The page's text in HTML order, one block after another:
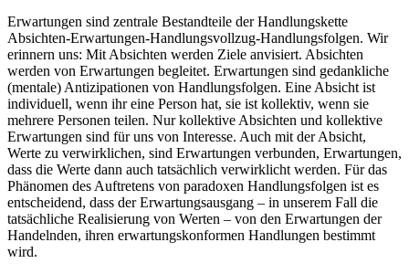
Erwartungen sind zentrale Bestandteile der Handlungskette
Absichten-Erwartungen-Handlungsvollzug-Handlungsfolgen. Wir
erinnern uns: Mit Absichten werden Ziele anvisiert. Absichten
werden von Erwartungen begleitet. Erwartungen sind gedankliche
(mentale) Antizipationen von Handlungsfolgen. Eine Absicht ist
individuell, wenn ihr eine Person hat, sie ist kollektiv, wenn sie
mehrere Personen teilen. Nur kollektive Absichten und kollektive
Erwartungen sind für uns von Interesse. Auch mit der Absicht,
Werte zu verwirklichen, sind Erwartungen verbunden, Erwartungen,
dass die Werte dann auch tatsächlich verwirklicht werden. Für das
Phänomen des Auftretens von paradoxen Handlungsfolgen ist es
entscheidend, dass der Erwartungsausgang – in unserem Fall die
tatsächliche Realisierung von Werten – von den Erwartungen der
Handelnden, ihren erwartungskonformen Handlungen bestimmt
wird.